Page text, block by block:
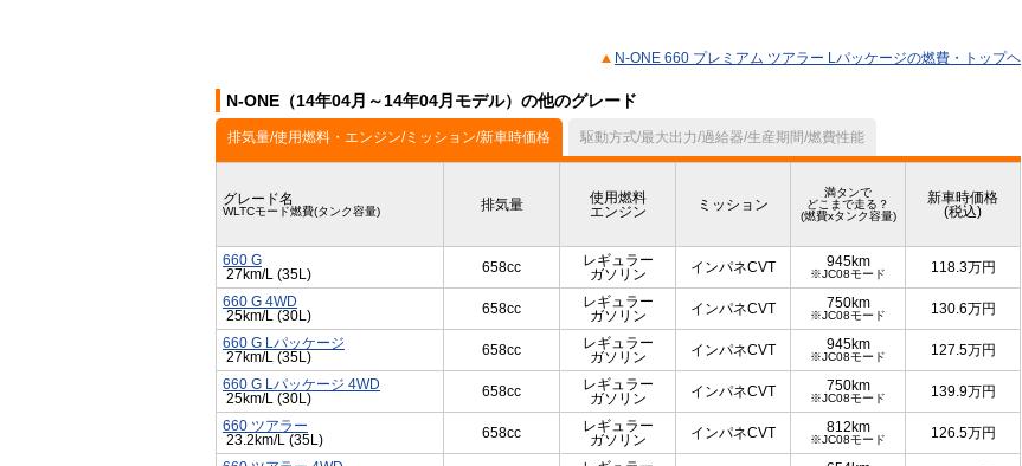
N-ONE 660 プレミアム ツアラー Lパッケージの燃費・トップヘ
N-ONE（14年04月～14年04月モデル）の他のグレード
排気量/使用燃料・エンジン/ミッション/新車時価格 駆動方式/最大出力/過給器/生産期間/燃費性能
グレード名
WLTCモード燃費(タンク容量) 排気量
使用燃料
エンジン
ミッション
満タンで
どこまで走る？
(燃費xタンク容量)
新車時価格
(税込)
660 G
27km/L (35L)
658cc
レギュラー
ガソリン
インパネCVT 945km
※JC08モード 118.3万円
660 G 4WD
25km/L (30L)
658cc
レギュラー
ガソリン
インパネCVT 750km
※JC08モード 130.6万円
660 G Lパッケージ
27km/L (35L)
658cc
レギュラー
ガソリン
インパネCVT 945km
※JC08モード 127.5万円
660 G Lパッケージ 4WD
25km/L (30L)
658cc
レギュラー
ガソリン
インパネCVT 750km
※JC08モード 139.9万円
660 ツアラー
23.2km/L (35L)
658cc
レギュラー
ガソリン
インパネCVT 812km
※JC08モード 126.5万円